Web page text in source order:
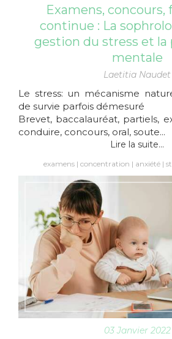
Examens,
continue : La
gestion du stress et la
mentale
Laetitia Naudet
Le stress: un mécanisme
de survie parfois démesuré
Brevet, baccalauréat, partiels,
conduire, concours, oral, soute...
Lire la suite...
examens concentration anxiété
03 Janvier 2022